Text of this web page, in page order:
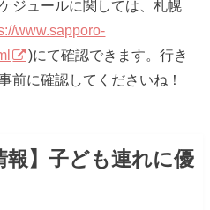
ジュールに関しては、札幌
www.sapporo-
)にて確認できます。行き
前に確認してくださいね！
報】子ども連れに優